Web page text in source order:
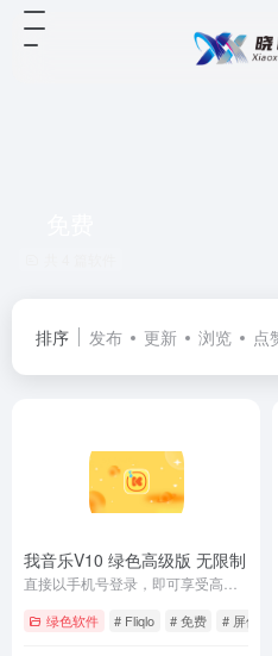
排序 发布 更新 浏览 点
酷我音乐V10 绿色高级版 无限制 -
绿色软件 # Fliqlo # 免费 # 屏保